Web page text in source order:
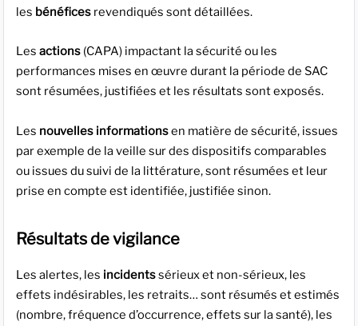
les bénéficesrevendiqués sont détaillées.
Les actions(CAPA) impactant la sécurité ou les
performances mises en œuvre durant la période de SAC
sont résumées, justifiées et les résultats sont exposés.
Les nouvelles informationsen matière de sécurité, issues
par exemple de la veille sur des dispositifs comparables
ou issues du suivi de la littérature, sont résumées et leur
prise en compte est identifiée, justifiée sinon.
Résultats de vigilance
Les alertes, les incidentssérieux et non-sérieux, les
effets indésirables, les retraits… sont résumés et estimés
(nombre, fréquence d’occurrence, effets sur la santé), les